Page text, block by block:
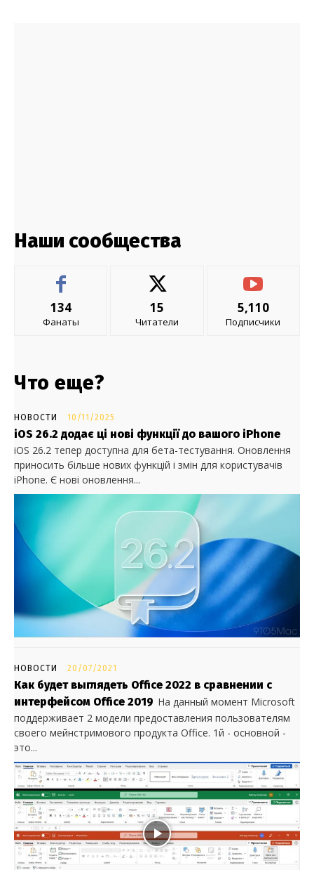
Наши сообщества
134
Фанаты
15
Читатели
5,110
Подписчики
Что еще?
НОВОСТИ 10/11/2025
iOS 26.2 додає ці нові функції до вашого iPhone
iOS 26.2 тепер доступна для бета-тестування. Оновлення
приносить більше нових функцій і змін для користувачів
iPhone. Є нові оновлення...
НОВОСТИ 20/07/2021
Как будет выглядеть Office 2022 в сравнении с
интерфейсом Office 2019 На данный момент Microsoft
поддерживает 2 модели предоставления пользователям
своего мейнстримового продукта Office. 1й - основной -
это...